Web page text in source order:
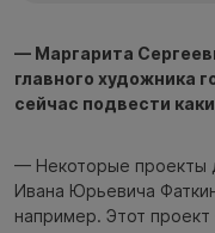
— Маргарита
главного художника
сейчас подвести
— Некоторые проекты
Ивана Юрьевича
например. Этот